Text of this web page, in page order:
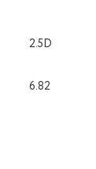
2.5D
6.82